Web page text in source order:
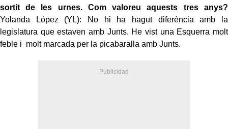
sortit de les urnes. Com valoreu aquests tres anys?
Yolanda López (YL): No hi ha hagut diferència amb la
legislatura que estaven amb Junts. He vist una Esquerra molt
feble i molt marcada per la picabaralla amb Junts.